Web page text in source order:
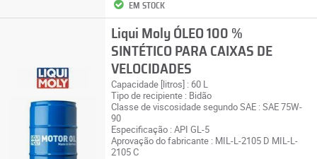
EM STOCK
Liqui Moly ÓLEO 100 %
SINTÉTICO PARA CAIXAS DE
VELOCIDADES
Capacidade [litros] : 60 L
Tipo de recipiente : Bidão
Classe de viscosidade segundo SAE : SAE 75W-
90
Especificação : API GL-5
Aprovação do fabricante : MIL-L-2105 D MIL-L-
2105 C